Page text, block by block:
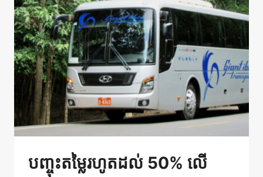
បញ្ចុះ
តម្លៃ
5%
បញ្ចុះតម្លៃរហូតដល់ 50% លើ